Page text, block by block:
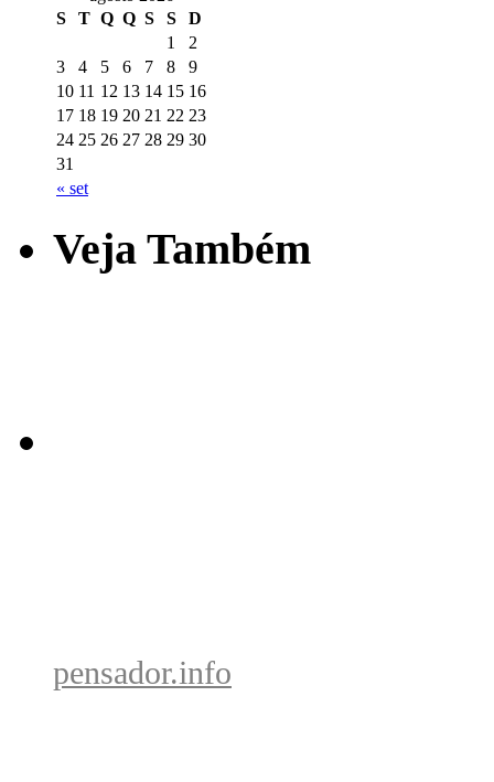
S
T Q Q S S D
« set
1
2
3
4 5 6 7 8
9
10 11 12 13 14 15 16
17 18 19 20 21 22 23
24 25 26 27 28 29 30
31
Veja Também
pensador.info